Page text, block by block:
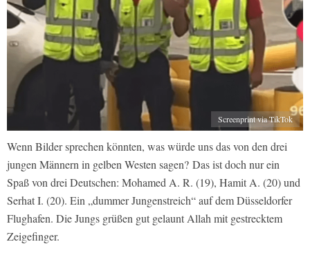
Screenprint via TikTok
Wenn Bilder sprechen könnten, was würde uns das von den drei
jungen Männern in gelben Westen sagen? Das ist doch nur ein
Spaß von drei Deutschen: Mohamed A. R. (19), Hamit A. (20) und
Serhat I. (20). Ein „dummer Jungenstreich“ auf dem Düsseldorfer
Flughafen. Die Jungs grüßen gut gelaunt Allah mit gestrecktem
Zeigefinger.